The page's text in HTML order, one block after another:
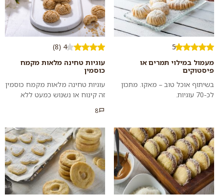
5
מעמול במילוי תמרים או
פיסטוקים
בשיתוף אוכל טוב – מאקו. מתכון
לכ-70 עוגיות.
4 (8)
עוגיות טחינה מלאות מקמח
כוסמין
עוגיות טחינה מלאות מקמח כוסמין
זה קינוח או נשנוש כמעט ללא
וטעימות במתיקות מעודנת
שמכילות את כל...
8